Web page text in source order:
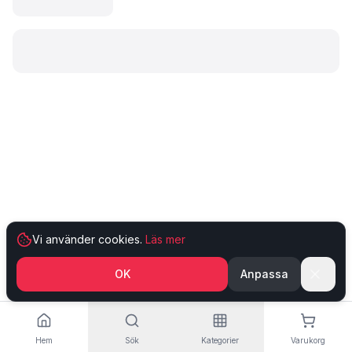
Hem Sök Kategorier Varukorg
Vi använder cookies. Läs mer
OK Anpassa